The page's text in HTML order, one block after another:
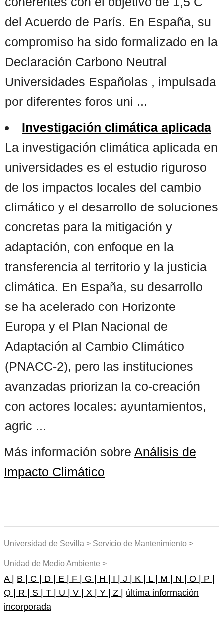
del Acuerdo de París. En España, su
compromiso ha sido formalizado en la
Declaración Carbono Neutral
Universidades Españolas , impulsada
por diferentes foros uni ...
Investigación climática aplicada
La investigación climática aplicada en
universidades es el estudio riguroso
de los impactos locales del cambio
climático y el desarrollo de soluciones
concretas para la mitigación y
adaptación, con enfoque en la
transferencia al territorio y la justicia
climática. En España, su desarrollo
se ha acelerado con Horizonte
Europa y el Plan Nacional de
Adaptación al Cambio Climático
(PNACC-2), pero las instituciones
avanzadas priorizan la co-creación
con actores locales: ayuntamientos,
agric ...
Más información sobre Análisis de
Impacto Climático
Universidad de Sevilla > Servicio de Mantenimiento >
Unidad de Medio Ambiente >
A | B | C | D | E | F | G | H | I | J | K | L | M | N | O | P |
Q | R | S | T | U | V | X | Y | Z | última información
incorporada